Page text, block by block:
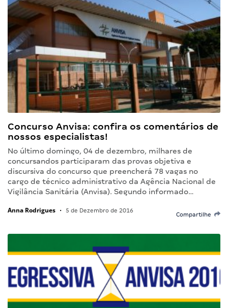
Concurso Anvisa: confira os comentários de
nossos especialistas!
No último domingo, 04 de dezembro, milhares de
concursandos participaram das provas objetiva e
discursiva do concurso que preencherá 78 vagas no
cargo de técnico administrativo da Agência Nacional de
Vigilância Sanitária (Anvisa). Segundo informado…
Anna Rodrigues • 5 de Dezembro de 2016
Compartilhe